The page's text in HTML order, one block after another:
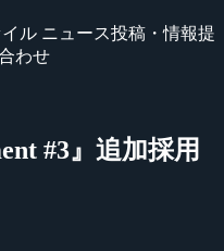
ル ニュース投稿・情報提
わせ
#3』追加採用